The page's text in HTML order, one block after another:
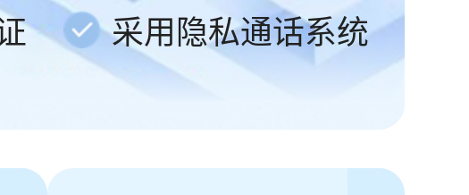
采用隐私通话系统